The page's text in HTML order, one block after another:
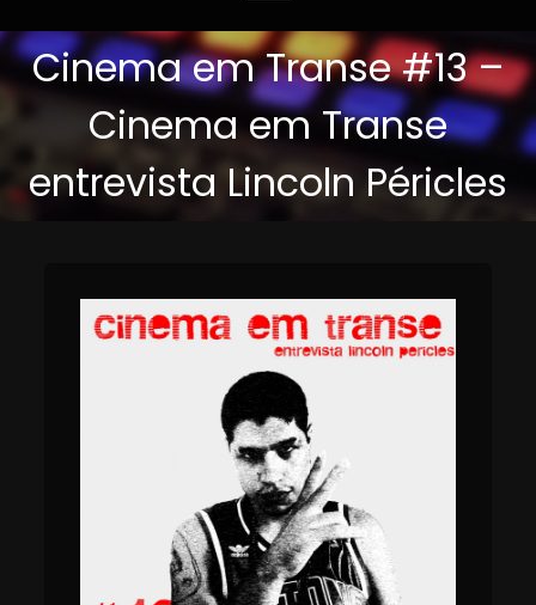
Cinema em Transe #13 –
Cinema em Transe
entrevista Lincoln Péricles